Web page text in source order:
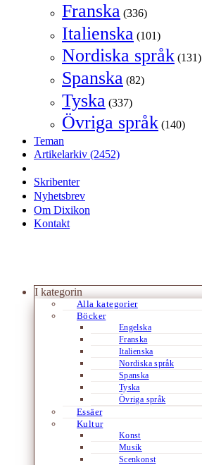
Franska (336)
Italienska (101)
Nordiska språk (131)
Spanska (82)
Tyska (337)
Övriga språk (140)
Teman
Artikelarkiv (2452)
Skribenter
Nyhetsbrev
Om Dixikon
Kontakt
I kategorin
Alla kategorier
Böcker
Engelska
Franska
Italienska
Nordiska språk
Spanska
Tyska
Övriga språk
Essäer
Kultur
Konst
Musik
Scenkonst